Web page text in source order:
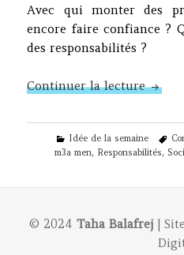
Avec qui monter des
encore faire confiance ?
des responsabilités ?
Continuer la lecture
Categories
Idée de la semaine
m3a men, Responsabilités,
© 2024 Taha Balafrej |